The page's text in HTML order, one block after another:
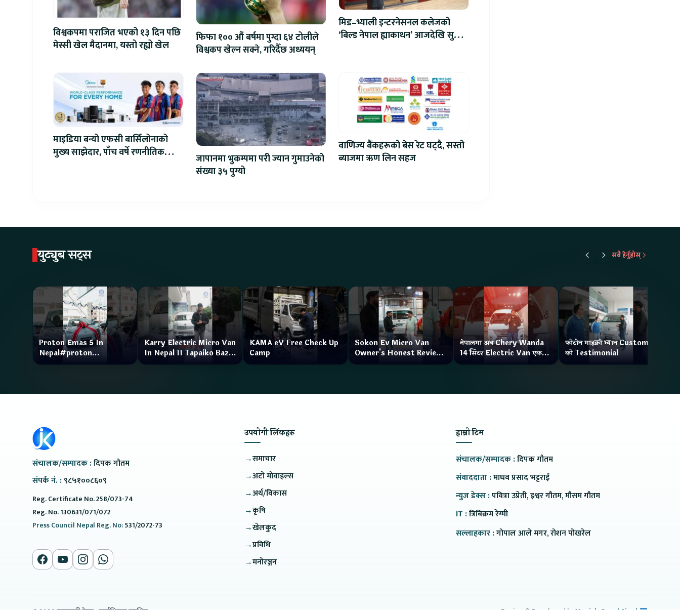
विश्वकपमा पराजित भएको १३ दिन पछि
मेस्सी खेल मैदानमा, यस्तो रह्यो खेल
फिफा १०० औं बर्षमा पुग्दा ६४ टोलीले
विश्वकप खेल्न सक्ने, गरिदैँछ अध्ययन्
मिड–भ्याली इन्टरनेसनल कलेजको
‘बिल्ड नेपाल ह्याकाथन’ आजदेखि सुरु,
माइडिया बन्यो एफसी बार्सिलोनाको
मुख्य साझेदार, पाँच वर्षे रणनीतिक
जापानमा भुकम्पमा परी ज्यान गुमाउनेको
संख्या ३५ पुग्यो
वाणिज्य बैंकहरूको बेस रेट घट्दै, सस्तो
ब्याजमा ऋण लिन सहज
युट्युब सट्स सबै हेर्नुहोस्
Proton Emas 5 In
Nepal#proton
#protonemas5#protonnepal#evcarnepal
Karry Electric Micro Van
In Nepal II Tapaiko Bazar
II Jankari Kendra
KAMA eV Free Check Up
Camp
Sokon Ev Micro Van
Owner's Honest Review
How is the service?
नेपालमा अब Chery Wanda
14 सिटर Electric Van एक
Charge मा दिन्छ 300KM
फोटोन माइक्रो भ्यान Customer
को Testimonial
संचालक/सम्पादक :दिपक गौतम
संपर्क नं. :९८५१००८६०९
Reg. Certificate No. 258/073-74
Reg. No. 130631/071/072
Press Council Nepal Reg. No:531/2072-73
उपयोगी लिंकहरु
→समाचार
→अटो मोवाइल्स
→अर्थ/विकास
→कृषि
→खेलकुद
→प्रविधि
→मनोरञ्जन
हाम्रो टिम
संचालक/सम्पादक :दिपक गौतम
संवाददाता :माधव प्रसाद भट्टराई
न्युज डेक्स :पवित्रा उप्रेती, इश्वर गौतम, मौसम गौतम
IT :त्रिबिक्रम रेग्मी
सल्लाहकार :गोपाल आले मगर, रोशन पोखरेल